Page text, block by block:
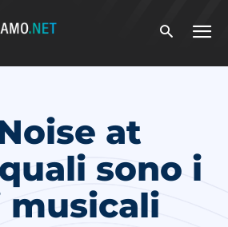
at
sono i
musicali